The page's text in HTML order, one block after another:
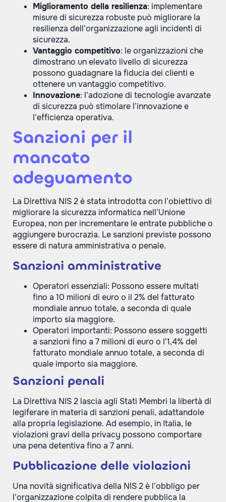
Miglioramento della resilienza: implementare
misure di sicurezza robuste può migliorare la
resilienza dell’organizzazione agli incidenti di
sicurezza.
Vantaggio competitivo: le organizzazioni che
dimostrano un elevato livello di sicurezza
possono guadagnare la fiducia dei clienti e
ottenere un vantaggio competitivo.
Innovazione: l’adozione di tecnologie avanzate
di sicurezza può stimolare l’innovazione e
l’efficienza operativa​​.
Sanzioni per il
mancato
adeguamento
La Direttiva NIS 2 è stata introdotta con l’obiettivo di
migliorare la sicurezza informatica nell’Unione
Europea, non per incrementare le entrate pubbliche o
aggiungere burocrazia. Le sanzioni previste possono
essere di natura amministrativa o penale.
Sanzioni amministrative
Operatori essenziali: Possono essere multati
fino a 10 milioni di euro o il 2% del fatturato
mondiale annuo totale, a seconda di quale
importo sia maggiore.
Operatori importanti: Possono essere soggetti
a sanzioni fino a 7 milioni di euro o l’1,4% del
fatturato mondiale annuo totale, a seconda di
quale importo sia maggiore.
Sanzioni penali
La Direttiva NIS 2 lascia agli Stati Membri la libertà di
legiferare in materia di sanzioni penali, adattandole
alla propria legislazione. Ad esempio, in Italia, le
violazioni gravi della privacy possono comportare
una pena detentiva fino a 7 anni.
Pubblicazione delle violazioni
Una novità significativa della NIS 2 è l’obbligo per
l’organizzazione colpita di rendere pubblica la